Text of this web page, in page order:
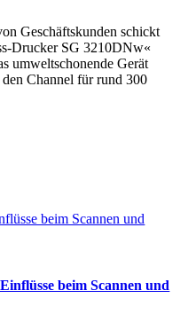
Geschäftskunden schickt
Drucker SG 3210DNw«
umweltschonende Gerät
Channel für rund 300
beim Scannen und
beim Scannen und